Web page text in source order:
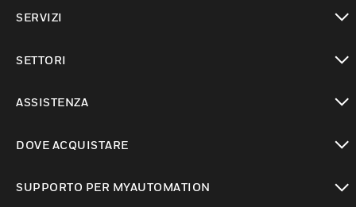
SERVIZI
SETTORI
ASSISTENZA
DOVE ACQUISTARE
SUPPORTO PER MYAUTOMATION